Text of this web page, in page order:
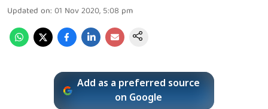
Updated on: 01 Nov 2020, 5:08 pm
Add as a preferred source
on Google